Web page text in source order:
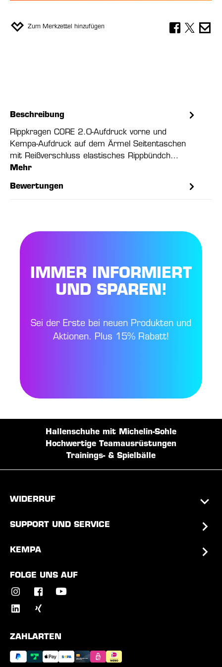
Zum Merkzettel hinzufügen
Beschreibung
Rippkragen CORE 2.0-Aufdruck vorne und
Kempa-Aufdruck auf dem Ärmel Seitentaschen
mit Reißverschluss elastisches Rippbündch…
Mehr
Bewertungen
IMMER INFORMIERT
UND SPAREN!
Sei der Erste bei neuen Produkten und
Aktionen. Plus 15% Rabatt!
Hallenschuhe mit Michelin-Sohle
Hochwertige Teamausrüstungen
Trainings- & Spielbälle
WIDERRUF
SUPPORT UND SERVICE
KEMPA
FOLGE UNS AUF
ZAHLARTEN